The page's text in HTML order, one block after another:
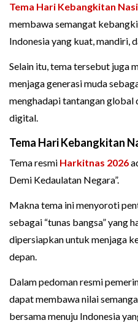
Tema Hari Kebangkitan
membawa semangat
Indonesia yang kuat, mandiri,
Selain itu, tema tersebut juga
menjaga generasi muda
menghadapi tantangan
digital.
Tema Hari Kebangkitan
Tema resmi Harkitnas 2026
Demi Kedaulatan Negara”.
Makna tema ini menyoroti
sebagai “tunas bangsa” yang
dipersiapkan untuk menjaga
depan.
Dalam pedoman resmi
dapat membawa nilai
bersama menuju Indonesia